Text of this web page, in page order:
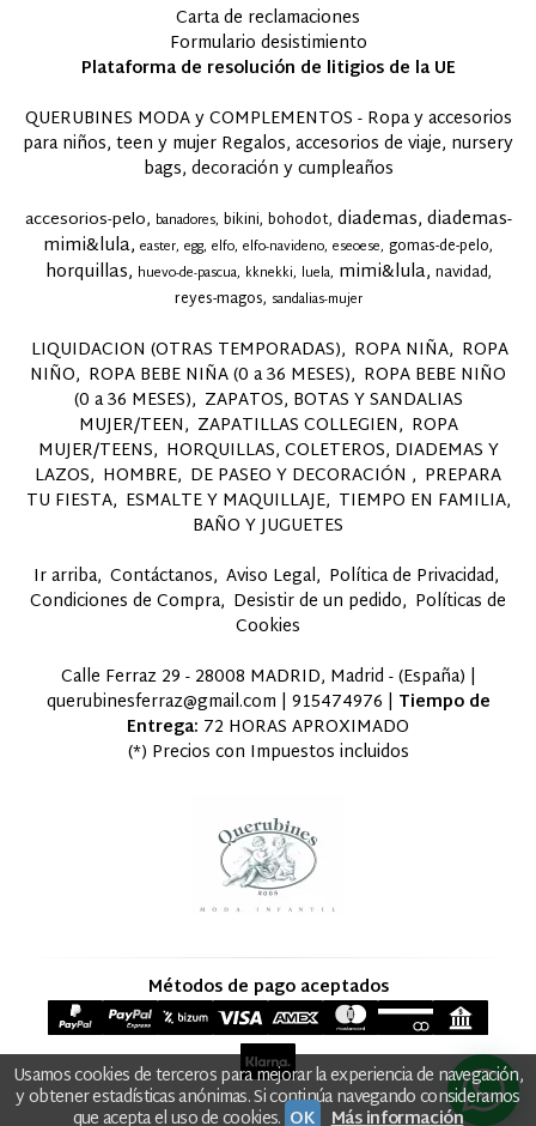
Carta de reclamaciones
Formulario desistimiento
Plataforma de resolución de litigios de la UE
QUERUBINES MODA y COMPLEMENTOS - Ropa y accesorios
para niños, teen y mujer Regalos, accesorios de viaje, nursery
bags, decoración y cumpleaños
accesorios-pelo banadores bikini bohodot diademas diademas-
mimi&lula easter egg elfo elfo-navideno eseoese gomas-de-pelo
horquillas huevo-de-pascua kknekki luela mimi&lula navidad
reyes-magos sandalias-mujer
LIQUIDACION (OTRAS TEMPORADAS) ROPA NIÑA ROPA
NIÑO ROPA BEBE NIÑA (0 a 36 MESES) ROPA BEBE NIÑO
(0 a 36 MESES) ZAPATOS, BOTAS Y SANDALIAS
MUJER/TEEN ZAPATILLAS COLLEGIEN ROPA
MUJER/TEENS HORQUILLAS, COLETEROS, DIADEMAS Y
LAZOS HOMBRE DE PASEO Y DECORACIÓN
PREPARA
TU FIESTA ESMALTE Y MAQUILLAJE TIEMPO EN FAMILIA,
BAÑO Y JUGUETES
Ir arriba Contáctanos Aviso Legal Política de Privacidad
Condiciones de Compra Desistir de un pedido Políticas de
Cookies
Calle Ferraz 29 - 28008 MADRID, Madrid - (España) |
querubinesferraz@gmail.com | 915474976 | Tiempo de
Entrega: 72 HORAS APROXIMADO
(*) Precios con Impuestos incluidos
Métodos de pago aceptados
Usamos cookies de terceros para mejorar la experiencia de navegación,
y obtener estadísticas anónimas. Si continúa navegando consideramos
que acepta el uso de cookies. OK Más información